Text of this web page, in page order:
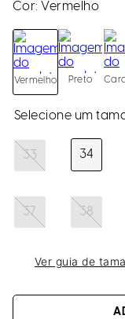
Cor: Vermelho
Vermelho Preto
33 34
37 38
Ver guia de